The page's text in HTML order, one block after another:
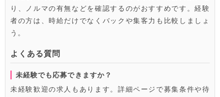
り、ノルマの有無などを確認するのがおすすめです。経験
者の方は、時給だけでなくバックや集客力も比較しましょ
う。
よくある質問
未経験でも応募できますか？
未経験歓迎の求人もあります。詳細ページで募集条件や待